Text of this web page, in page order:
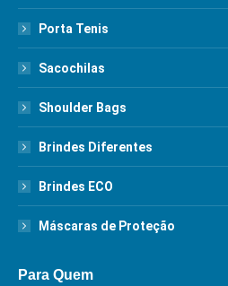
Porta Tenis
Sacochilas
Shoulder Bags
Brindes Diferentes
Brindes ECO
Máscaras de Proteção
Para Quem